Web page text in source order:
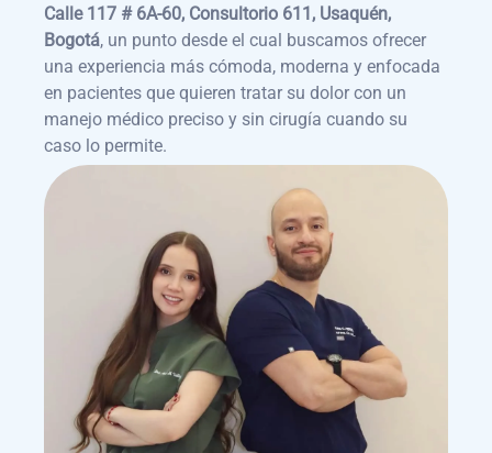
Calle 117 # 6A-60, Consultorio 611, Usaquén,
Bogotá, un punto desde el cual buscamos ofrecer
una experiencia más cómoda, moderna y enfocada
en pacientes que quieren tratar su dolor con un
manejo médico preciso y sin cirugía cuando su
caso lo permite.